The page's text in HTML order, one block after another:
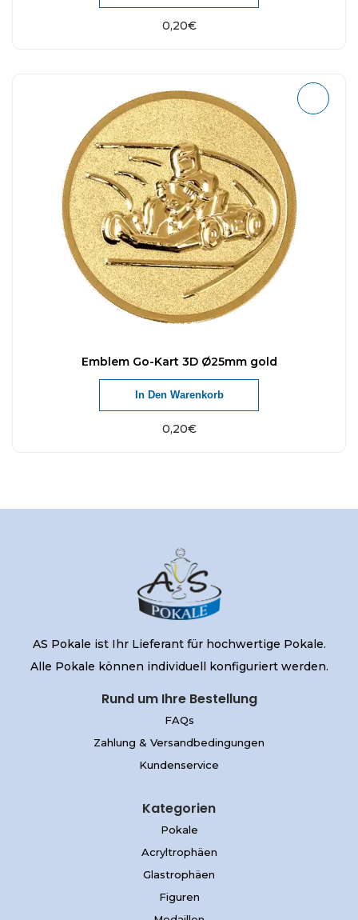
0,20€
Emblem Go-Kart 3D Ø25mm gold
0,20€
In Den Warenkorb
AS Pokale ist Ihr Lieferant für hochwertige Pokale.
Alle Pokale können individuell konfiguriert werden.
Rund um Ihre Bestellung
FAQs
Zahlung & Versandbedingungen
Kundenservice
Kategorien
Pokale
Acryltrophäen
Glastrophäen
Figuren